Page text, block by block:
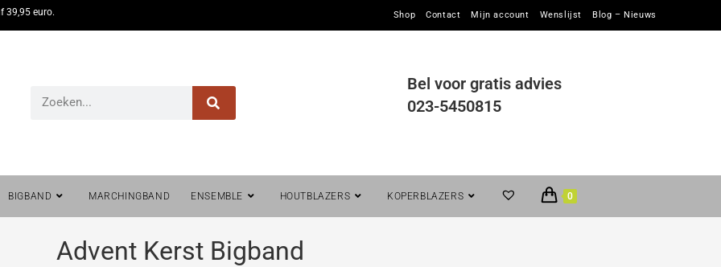
39,95 euro. Shop Contact Mijn account Wenslijst Blog – Nieuws
Bel voor gratis advies
023-5450815
BIGBAND MARCHINGBAND ENSEMBLE HOUTBLAZERS KOPERBLAZERS 0
Advent Kerst Bigband